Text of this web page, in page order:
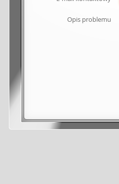
Opis problemu